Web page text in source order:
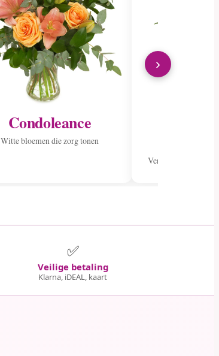
Condoleance
Witte bloemen die zorg tonen
Verspreid vreugde
›
✅
Veilige betaling
Klarna, iDEAL, kaart